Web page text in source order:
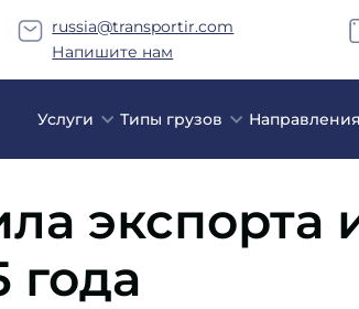
russia@transportir.com
Напишите нам
Услуги Типы грузов Направления
экспорта
года